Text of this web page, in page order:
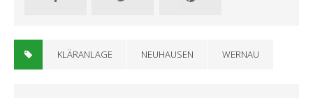
KLÄRANLAGE NEUHAUSEN WERNAU